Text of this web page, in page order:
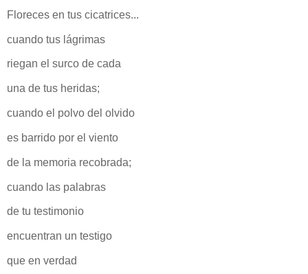
Floreces en tus cicatrices...
cuando tus lágrimas
riegan el surco de cada
una de tus heridas;
cuando el polvo del olvido
es barrido por el viento
de la memoria recobrada;
cuando las palabras
de tu testimonio
encuentran un testigo
que en verdad